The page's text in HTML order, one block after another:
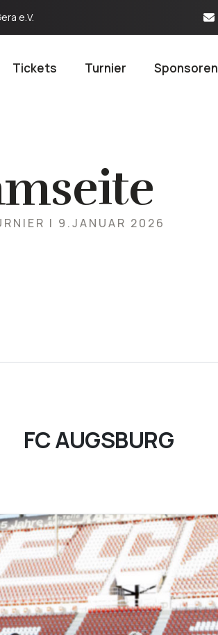
e.V.
Tickets Turnier Sponsoren
| 9.JANUAR 2026
FC AUGSBURG